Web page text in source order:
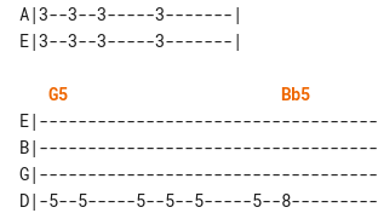
A|3--3--3-----3-------|
G5
Bb5
E|-----------------------------------
B|-----------------------------------
G|-----------------------------------
D|-5--5-----5--5--5-----5--8---------